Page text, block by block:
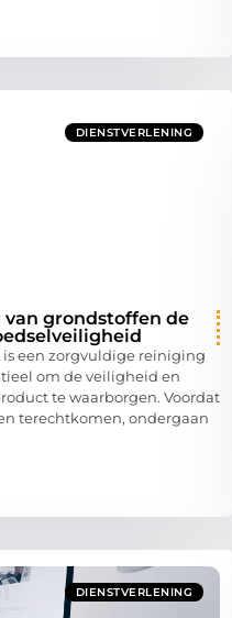
DIENSTVERLENING
grondstoffen de
een zorgvuldige reiniging
om de veiligheid en
te waarborgen. Voordat
terechtkomen, ondergaan
DIENSTVERLENING